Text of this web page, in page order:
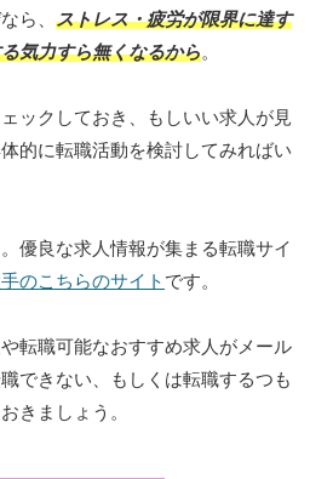
ら、 ストレス・疲労が限界に達す
気力すら無くなるから。
ックしておき、もしいい求人が見
的に転職活動を検討してみればい
優良な求人情報が集まる転職サイ
のこちらのサイト です。
転職可能なおすすめ求人がメール
できない、もしくは転職するつも
きましょう。